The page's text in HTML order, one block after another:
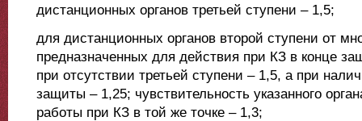
дистанционных органов третьей ступени – 1,5;
для дистанционных органов второй ступени от
предназначенных для действия при КЗ в конце
при отсутствии третьей ступени – 1,5, а при
защиты – 1,25; чувствительность указанного
работы при КЗ в той же точке – 1,3;